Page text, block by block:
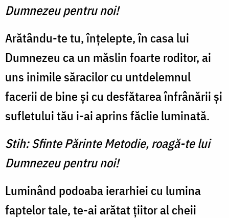
Dumnezeu pentru noi!
Arătându-te tu, înţelepte, în casa lui
Dumnezeu ca un măslin foarte roditor, ai
uns inimile săracilor cu untdelemnul
facerii de bine şi cu desfătarea înfrânării şi
sufletului tău i-ai aprins făclie luminată.
Stih: Sfinte Părinte Metodie, roagă-te lui
Dumnezeu pentru noi!
Luminând podoaba ierarhiei cu lumina
faptelor tale, te-ai arătat ţiitor al cheii